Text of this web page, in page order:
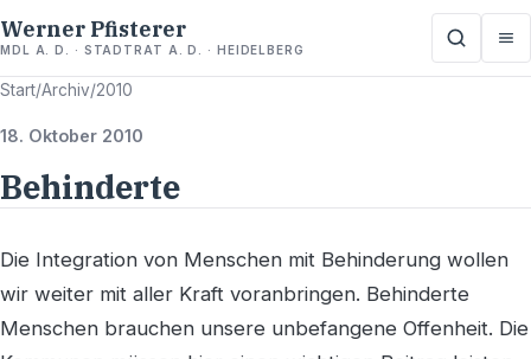
Werner Pfisterer
MDL A. D. · STADTRAT A. D. · HEIDELBERG
Start/Archiv/2010
18. Oktober 2010
Behinderte
Die Integration von Menschen mit Behinderung wollen
wir weiter mit aller Kraft voranbringen. Behinderte
Menschen brauchen unsere unbefangene Offenheit. Die